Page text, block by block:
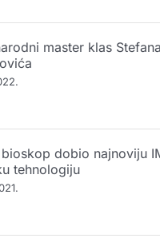
master klas Stefana
dobio najnoviju
tehnologiju